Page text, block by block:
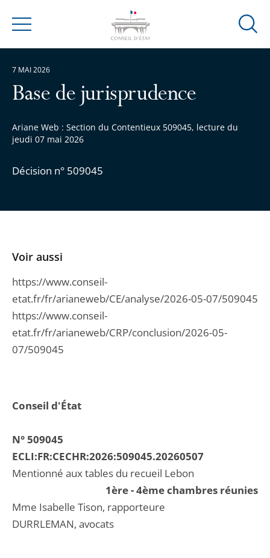
Menu
Ouvrir
Base de jurisprudence
Ariane Web : Section du Contentieux 509045, lecture du
jeudi 07 mai 2026
Décision n° 509045
7 MAI 2026
Conseil d'État
N° 509045
ECLI:FR:CECHR:2026:509045.20260507
Mentionné aux tables du recueil Lebon
1ère - 4ème chambres réunies
Mme Isabelle Tison, rapporteure
DURRLEMAN, avocats
Voir aussi
https://www.conseil-
etat.fr/fr/arianeweb/CE/analyse/2026-05-07/509045
https://www.conseil-
etat.fr/fr/arianeweb/CRP/conclusion/2026-05-
07/509045